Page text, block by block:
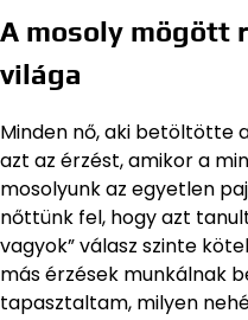
A mosoly mögött
világa
Minden nő, aki betöltötte
azt az érzést, amikor a
mosolyunk az egyetlen
nőttünk fel, hogy azt
vagyok” válasz szinte
más érzések munkálnak
tapasztaltam, milyen